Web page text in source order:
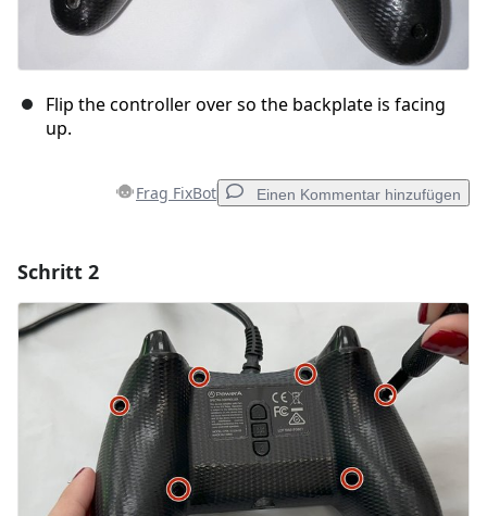
Flip the controller over so the backplate is facing
up.
Frag FixBot Einen Kommentar hinzufügen
Kommentar hinzufügen
Abbrechen Kommentieren
Schritt 2